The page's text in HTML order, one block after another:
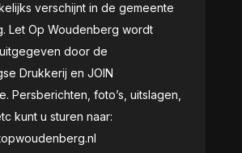
verschijnt in de gemeente
Let Op Woudenberg wordt
door de
Drukkerij en JOIN
Persberichten, foto’s, uitslagen,
kunt u sturen naar: